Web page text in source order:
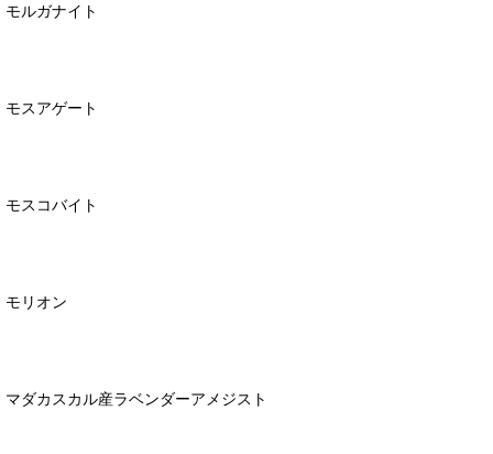
モルガナイト
モスアゲート
モスコバイト
モリオン
マダカスカル産ラベンダーアメジスト